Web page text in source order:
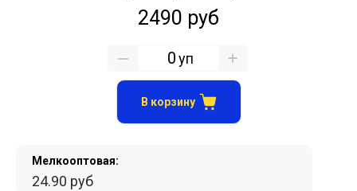
Мелкооптовая:
24.90 руб
2490 руб
уп
В корзину